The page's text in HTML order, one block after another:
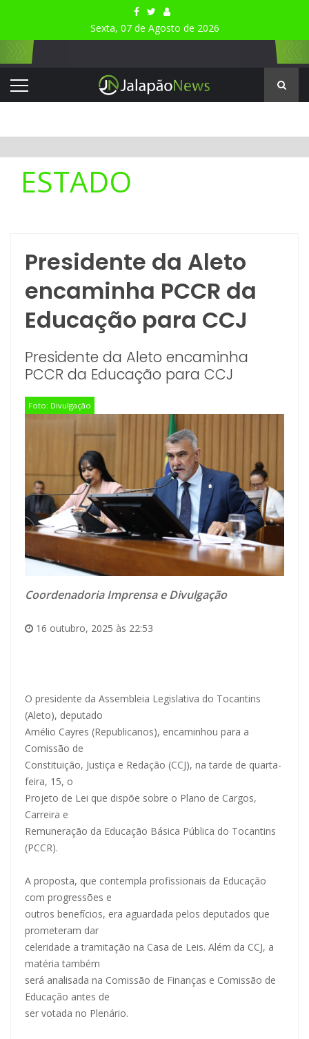
Sexta, 07 de Agosto de 2026
ESTADO
Presidente da Aleto
encaminha PCCR da
Educação para CCJ
Presidente da Aleto encaminha
PCCR da Educação para CCJ
Foto: Divulgação
Coordenadoria Imprensa e Divulgação
16 outubro, 2025 às 22:53
O presidente da Assembleia Legislativa do Tocantins
(Aleto), deputado
Amélio Cayres (Republicanos), encaminhou para a
Comissão de
Constituição, Justiça e Redação (CCJ), na tarde de quarta-
feira, 15, o
Projeto de Lei que dispõe sobre o Plano de Cargos,
Carreira e
Remuneração da Educação Básica Pública do Tocantins
(PCCR).
A proposta, que contempla profissionais da Educação
com progressões e
outros benefícios, era aguardada pelos deputados que
prometeram dar
celeridade a tramitação na Casa de Leis. Além da CCJ, a
matéria também
será analisada na Comissão de Finanças e Comissão de
Educação antes de
ser votada no Plenário.